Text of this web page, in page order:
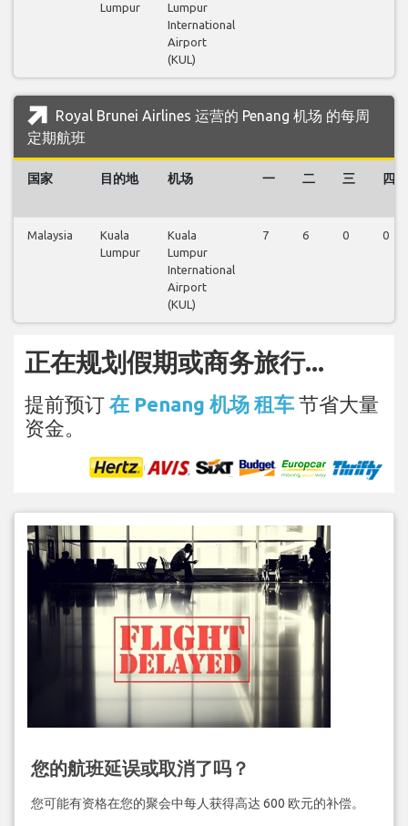
Lumpur
Lumpur
International
Airport
(KUL)
Royal Brunei Airlines 运营的 Penang 机场 的每周
定期航班
国家 目的地 机场 一 二 三 四
Malaysia
Kuala
Lumpur
Kuala
Lumpur
International
Airport
(KUL)
7 6 0 0
正在规划假期或商务旅行...
提前预订 在 Penang 机场 租车 节省大量
资金。
您的航班延误或取消了吗？
您可能有资格在您的聚会中每人获得高达 600 欧元的补偿。